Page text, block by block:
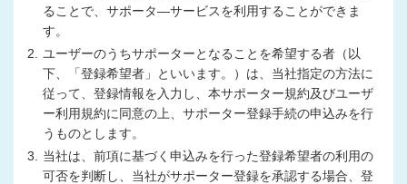
ることで、サポータ―サービスを利用することができま
す。
2.
ユーザーのうちサポーターとなることを希望する者（以
下、「登録希望者」といいます。）は、当社指定の方法に
従って、登録情報を入力し、本サポーター規約及びユーザ
ー利用規約に同意の上、サポーター登録手続の申込みを行
うものとします。
3.
当社は、前項に基づく申込みを行った登録希望者の利用の
可否を判断し、当社がサポーター登録を承認する場合、登